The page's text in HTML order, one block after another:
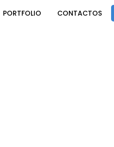
PORTFOLIO CONTACTOS